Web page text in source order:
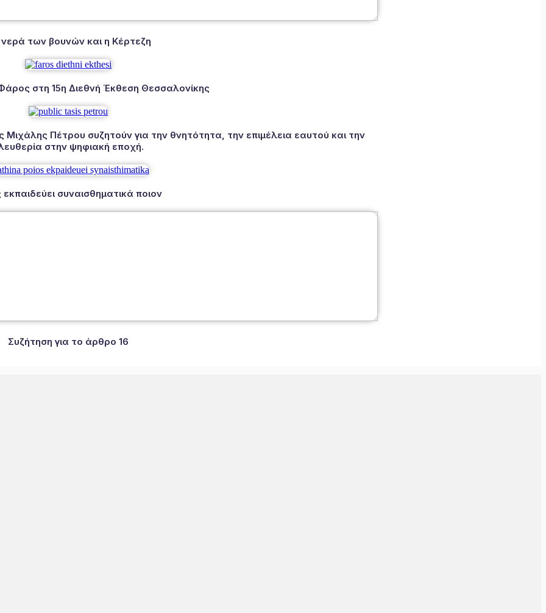
των βουνών και η Κέρτεζη
στη 15η Διεθνή Έκθεση Θεσσαλονίκης
Πέτρου συζητούν για την θνητότητα, την επιμέλεια εαυτού και την
στην ψηφιακή εποχή.
εκπαιδεύει συναισθηματικά ποιον
Συζήτηση για το άρθρο 16